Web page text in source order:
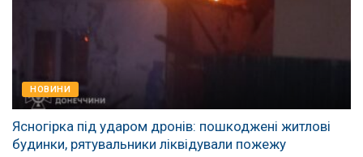
НОВИНИ
Ясногірка під ударом дронів: пошкоджені житлові
будинки, рятувальники ліквідували пожежу